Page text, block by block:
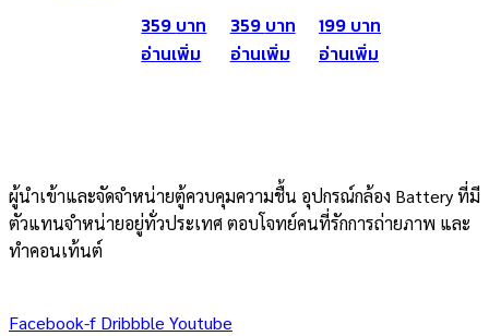
359
อ่านเพิ่ม
359
อ่านเพิ่ม
199
อ่านเพิ่ม
ผู้นำเข้าและจัดจำหน่ายตู้ควบคุมความชื้น อุปกรณ์กล้อง Battery ที่มี
ตัวแทนจำหน่ายอยู่ทั่วประเทศ ตอบโจทย์คนที่รักการถ่ายภาพ และ
ทำคอนเท้นต์
Facebook-f Dribbble Youtube